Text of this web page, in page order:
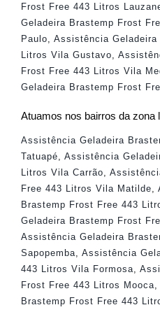
Frost Free 443 Litros
Geladeira Brastemp Frost
Paulo
Assistência
Litros Vila Gustavo
Frost Free 443 Litros Vila
Geladeira Brastemp Frost
Atuamos nos bairros da zona
Assistência Geladeira
Tatuapé, Assistência
Litros Vila Carrão,
Free 443 Litros Vila Matilde,
Brastemp Frost Free 443
Geladeira Brastemp Frost
Assistência Geladeira
Sapopemba, Assistência
443 Litros Vila Formosa,
Frost Free 443 Litros Mooca,
Brastemp Frost Free 443